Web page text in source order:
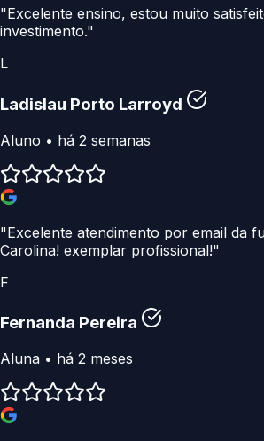
"Excelente ensino, estou muito
investimento."
L
Ladislau Porto Larroyd
Aluno • há 2 semanas
"Excelente atendimento por email da
Carolina! exemplar profissional!"
F
Fernanda Pereira
Aluna • há 2 meses